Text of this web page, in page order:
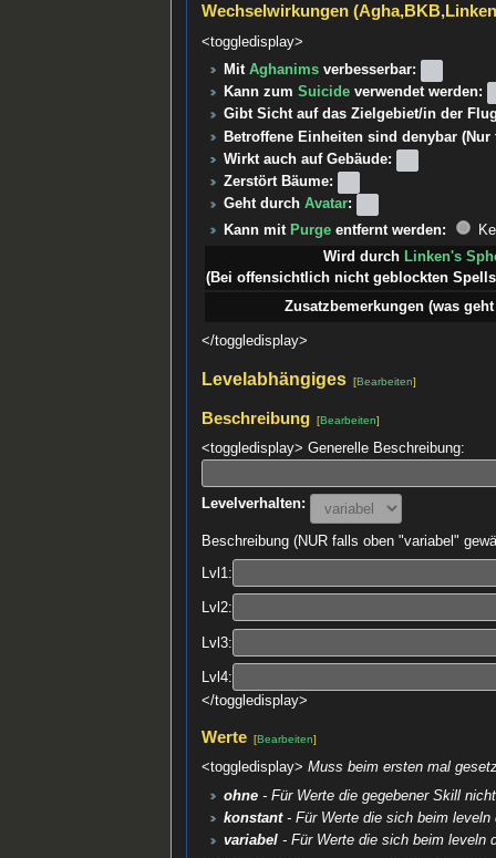
Wechselwirkungen
<toggledisplay>
MitAghanims verbesserbar:
Kann zumSuicide verwendet werden:
Gibt Sicht auf das Zielgebiet/in der
Betroffene Einheiten sind denybar
Wirkt auch auf Gebäude:
Zerstört Bäume:
Geht durchAvatar:
Kann mit Purge entfernt werden:
Wird durch Linken's
(Bei offensichtlich nicht geblockten
Zusatzbemerkungen (was
</toggledisplay>
Levelabhängiges [Bearbeiten]
Beschreibung [Bearbeiten]
<toggledisplay> Generelle Beschreibung:
Levelverhalten:
Beschreibung (NUR falls oben "variabel"
Lvl1:
Lvl2:
Lvl3:
Lvl4:
</toggledisplay>
Werte [Bearbeiten]
<toggledisplay> Muss beim ersten mal
ohne - Für Werte die gegebener Skill
konstant- Für Werte die sich beim leveln
variabel - Für Werte die sich beim leveln